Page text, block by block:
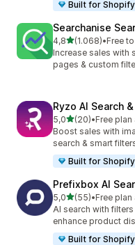
Built for Shopify
Searchanise
4,85 yıldız üzerinden
(1.068)
toplam 1068 •Free
Increase sales with
pages & custom
Ryzo AI Search
5,05 yıldız
(20)
toplam 20•Free
Boost sales with
search & smart
Built for Shopify
Prefixbox AI
5,05 yıldız
(55)
toplam 55•Free
AI search with
enhance product
Built for Shopify